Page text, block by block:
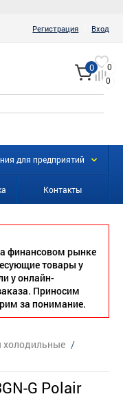
Регистрация Вход
0
0
0
для предприятий
Контакты
финансовом рынке
товары у
у онлайн-
Приносим
за понимание.
холодильные /
G Polair